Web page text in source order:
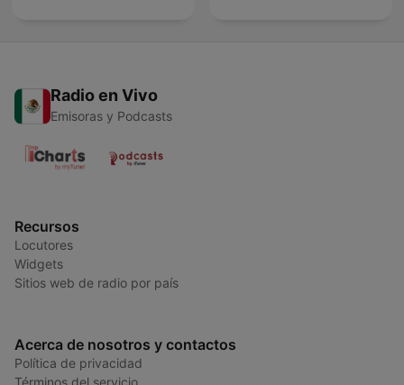
Radio en Vivo
Emisoras y Podcasts
Recursos
Locutores
Widgets
Sitios web de radio por país
Acerca de nosotros y contactos
Política de privacidad